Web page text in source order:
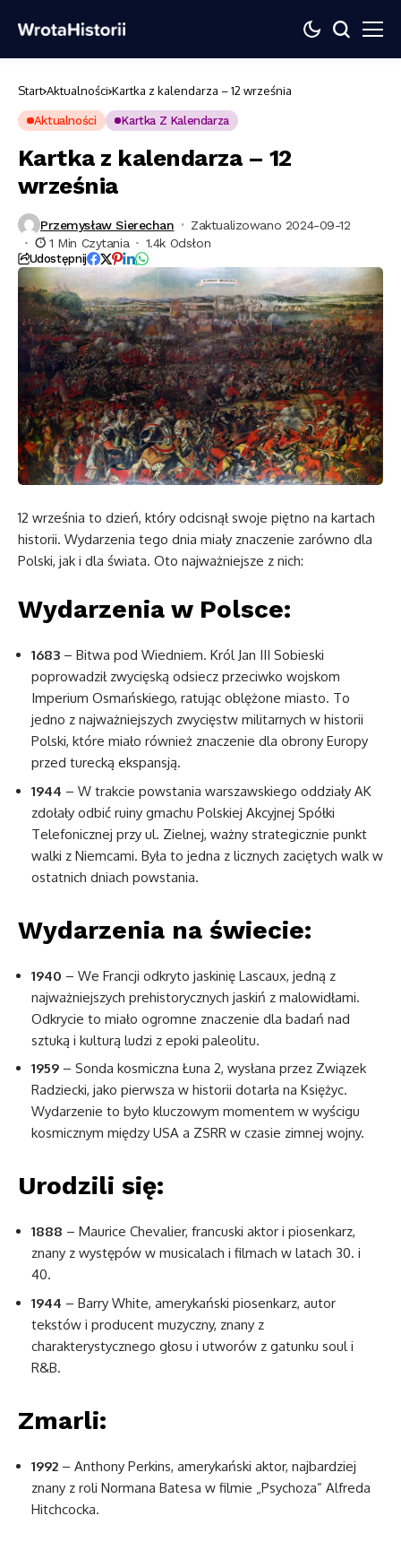
Start Aktualności Kartka z kalendarza – 12 września
Aktualności Kartka Z Kalendarza
Kartka z kalendarza – 12
września
Przemysław Sierechan
Zaktualizowano 2024-09-12
1 Min Czytania
1.4k Odsłon
Udostępnij
12 września to dzień, który odcisnął swoje piętno na kartach
historii. Wydarzenia tego dnia miały znaczenie zarówno dla
Polski, jak i dla świata. Oto najważniejsze z nich:
Wydarzenia w Polsce:
1683 – Bitwa pod Wiedniem. Król Jan III Sobieski
poprowadził zwycięską odsiecz przeciwko wojskom
Imperium Osmańskiego, ratując oblężone miasto. To
jedno z najważniejszych zwycięstw militarnych w historii
Polski, które miało również znaczenie dla obrony Europy
przed turecką ekspansją.
1944 – W trakcie powstania warszawskiego oddziały AK
zdołały odbić ruiny gmachu Polskiej Akcyjnej Spółki
Telefonicznej przy ul. Zielnej, ważny strategicznie punkt
walki z Niemcami. Była to jedna z licznych zaciętych walk w
ostatnich dniach powstania.
Wydarzenia na świecie:
1940 – We Francji odkryto jaskinię Lascaux, jedną z
najważniejszych prehistorycznych jaskiń z malowidłami.
Odkrycie to miało ogromne znaczenie dla badań nad
sztuką i kulturą ludzi z epoki paleolitu.
1959 – Sonda kosmiczna Łuna 2, wysłana przez Związek
Radziecki, jako pierwsza w historii dotarła na Księżyc.
Wydarzenie to było kluczowym momentem w wyścigu
kosmicznym między USA a ZSRR w czasie zimnej wojny.
Urodzili się:
1888 – Maurice Chevalier, francuski aktor i piosenkarz,
znany z występów w musicalach i filmach w latach 30. i
40.
1944 – Barry White, amerykański piosenkarz, autor
tekstów i producent muzyczny, znany z
charakterystycznego głosu i utworów z gatunku soul i
R&B.
Zmarli:
1992 – Anthony Perkins, amerykański aktor, najbardziej
znany z roli Normana Batesa w filmie „Psychoza” Alfreda
Hitchcocka.